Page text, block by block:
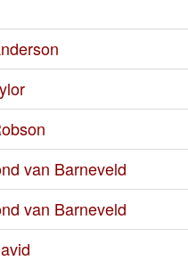
van Barneveld
van Barneveld